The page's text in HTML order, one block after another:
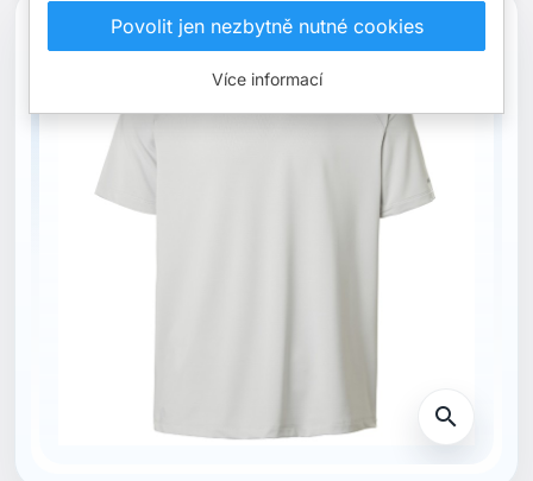
search
Povolit jen nezbytně nutné cookies
Více informací